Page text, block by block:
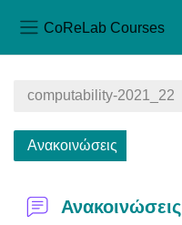
CoReLab Courses
computability-2021_22
Ανακοινώσεις
Ανακοινώσεις